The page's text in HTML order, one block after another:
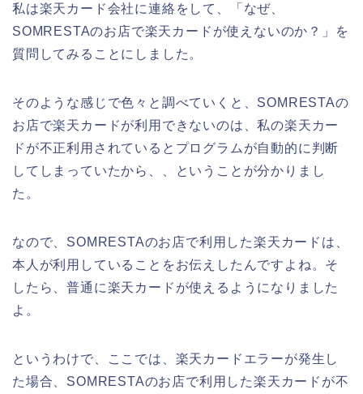
私は楽天カード会社に連絡をして、「なぜ、
SOMRESTAのお店で楽天カードが使えないのか？」を
質問してみることにしました。
そのような感じで色々と調べていくと、SOMRESTAの
お店で楽天カードが利用できないのは、私の楽天カー
ドが不正利用されているとプログラムが自動的に判断
してしまっていたから、、ということが分かりまし
た。
なので、SOMRESTAのお店で利用した楽天カードは、
本人が利用していることをお伝えしたんですよね。そ
したら、普通に楽天カードが使えるようになりました
よ。
というわけで、ここでは、楽天カードエラーが発生し
た場合、SOMRESTAのお店で利用した楽天カードが不